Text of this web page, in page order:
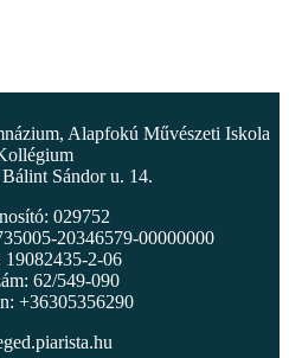
Alapfokú Művészeti Iskola
Sándor u. 14.
029752
20346579-00000000
19082435-2-06
62/549-090
+36305356290